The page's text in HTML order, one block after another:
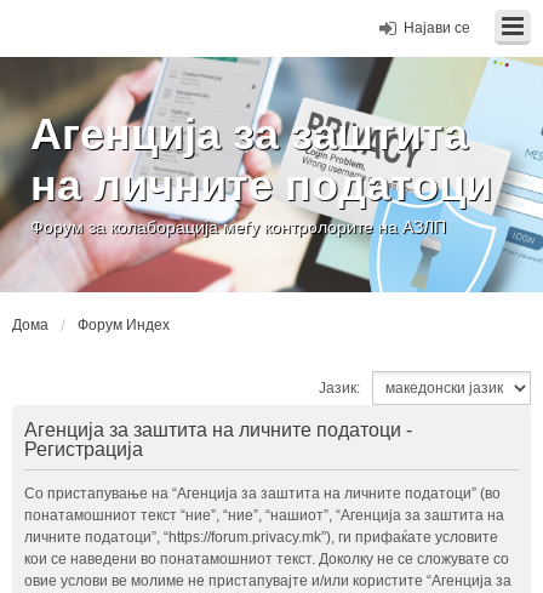
Најави се
Агенција за заштита
на личните податоци
Форум за колаборација меѓу контролорите на АЗЛП
Дома Форум Индех
Јазик:
Агенција за заштита на личните податоци -
Регистрација
Со пристапување на “Агенција за заштита на личните податоци” (во
понатамошниот текст “ние”, “ние”, “нашиот”, “Агенција за заштита на
личните податоци”, “https://forum.privacy.mk”), ги прифаќате условите
кои се наведени во понатамошниот текст. Доколку не се сложувате со
овие услови ве молиме не пристапувајте и/или користите “Агенција за